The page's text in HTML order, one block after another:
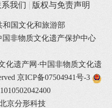
我们 版权与免责声明
和国文化和旅游部
国非物质文化遗产保护中心
化遗产网·中国非物质文化遗
京ICP备07504941号-3
京分形科技